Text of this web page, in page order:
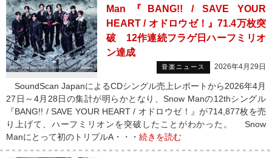
Man『BANG!! / SAVE YOUR
HEART / オドロウゼ！』71.4万枚突
破 12作連続フラゲ日ハーフミリオ
ン達成
音楽ニュース 2026年4月29日
SoundScan JapanによるCDシングル売上レポートから2026年4月
27日～4月28日の集計が明らかとなり、Snow Manの12thシングル
『BANG!! / SAVE YOUR HEART / オドロウゼ！』が714,877枚を売
り上げて、ハーフミリオンを突破したことがわかった。 Snow
Manにとって初のトリプルA・・・ 続きを読む